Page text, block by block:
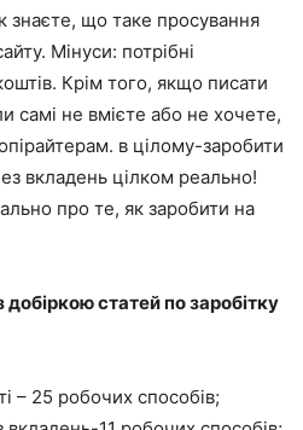
знаєте, що таке просування
Мінуси: потрібні
Крім того, якщо писати
самі не вмієте або не хочете,
в цілому-заробити
вкладень цілком реально!
про те, як заробити на
статей по заробітку
– 25 робочих способів;